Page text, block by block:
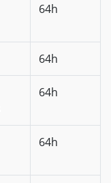
64h
64h
64h
64h